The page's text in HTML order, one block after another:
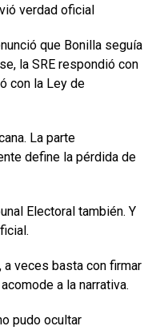
verdad oficial
que Bonilla seguía
la SRE respondió con
con la Ley de
La parte
define la pérdida de
Electoral también. Y
veces basta con firmar
a la narrativa.
pudo ocultar